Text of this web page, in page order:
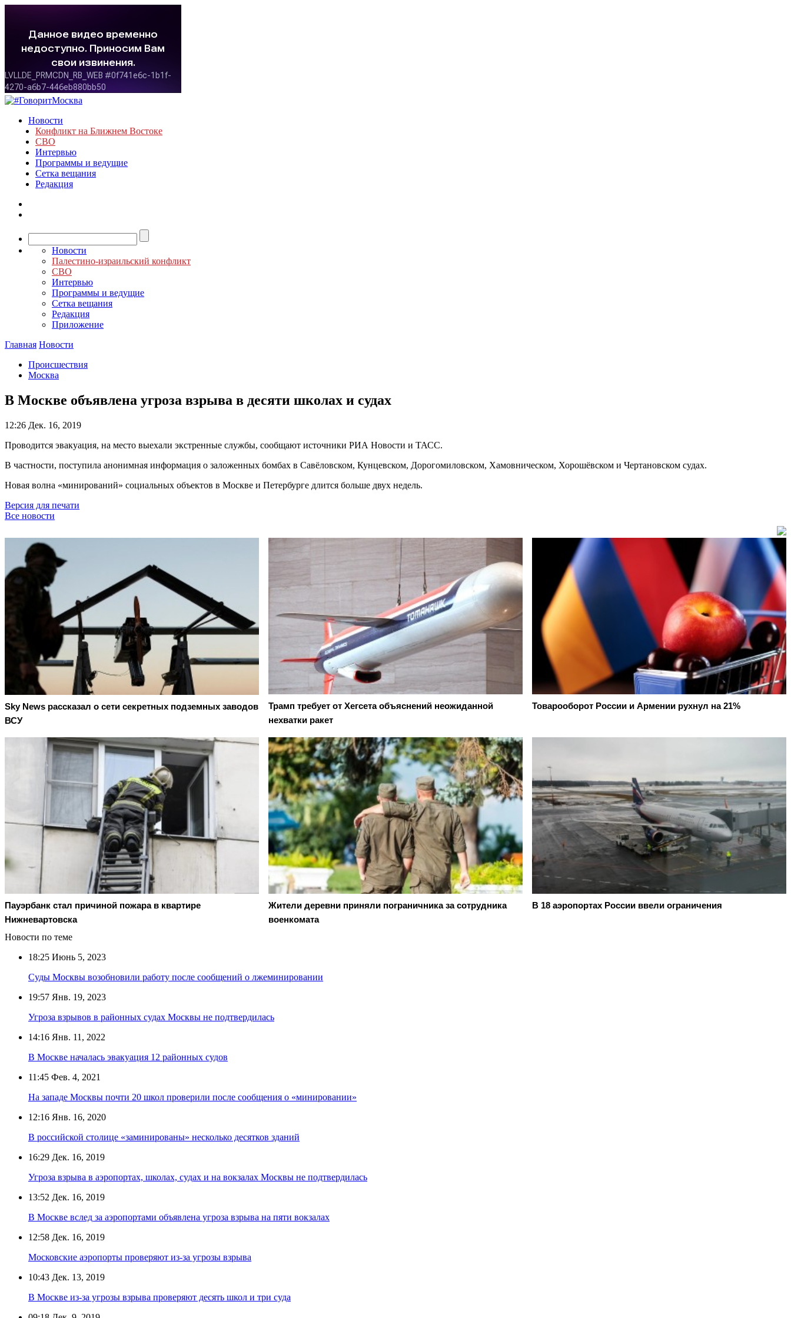
Новости
Конфликт на Ближнем Востоке
СВО
Интервью
Программы и ведущие
Сетка вещания
Редакция
Новости
Палестино-израильский конфликт
СВО
Интервью
Программы и ведущие
Сетка вещания
Редакция
Приложение
Главная Новости
Происшествия
Москва
В Москве объявлена угроза взрыва в десяти школах и судах
12:26 Дек. 16, 2019
Проводится эвакуация, на место выехали экстренные службы, сообщают источники РИА Новости и ТАСС.
В частности, поступила анонимная информация о заложенных бомбах в Савёловском, Кунцевском, Дорогомиловском, Хамовническом, Хорошёвском и Чертановском судах.
Новая волна «минирований» социальных объектов в Москве и Петербурге длится больше двух недель.
Версия для печати
Все новости
Sky News рассказал о сети секретных подземных заводов
ВСУ
Трамп требует от Хегсета объяснений неожиданной
нехватки ракет
Товарооборот России и Армении рухнул на 21%
Пауэрбанк стал причиной пожара в квартире
Нижневартовска
Жители деревни приняли пограничника за сотрудника
военкомата
В 18 аэропортах России ввели ограничения
Новости по теме
18:25 Июнь 5, 2023
Суды Москвы возобновили работу после сообщений о лжеминировании
19:57 Янв. 19, 2023
Угроза взрывов в районных судах Москвы не подтвердилась
14:16 Янв. 11, 2022
В Москве началась эвакуация 12 районных судов
11:45 Фев. 4, 2021
На западе Москвы почти 20 школ проверили после сообщения о «минировании»
12:16 Янв. 16, 2020
В российской столице «заминированы» несколько десятков зданий
16:29 Дек. 16, 2019
Угроза взрыва в аэропортах, школах, судах и на вокзалах Москвы не подтвердилась
13:52 Дек. 16, 2019
В Москве вслед за аэропортами объявлена угроза взрыва на пяти вокзалах
12:58 Дек. 16, 2019
Московские аэропорты проверяют из-за угрозы взрыва
10:43 Дек. 13, 2019
В Москве из-за угрозы взрыва проверяют десять школ и три суда